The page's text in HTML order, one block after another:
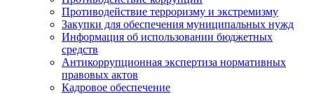
Противодействие терроризму и экстремизму
Закупки для обеспечения муниципальных нужд
Информация об использовании бюджетных
средств
Антикоррупционная экспертиза нормативных
правовых актов
Кадровое обеспечение